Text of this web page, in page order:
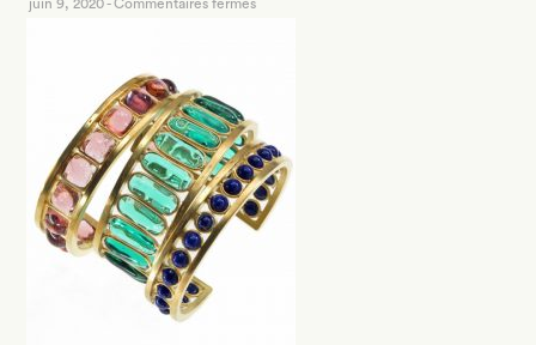
juin 9, 2020-Commentaires fermés